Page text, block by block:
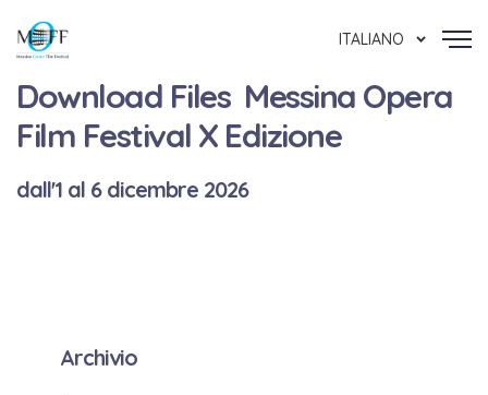
ITALIANO
Download Files Messina Opera
Film Festival X Edizione
dall'1 al 6 dicembre 2026
Archivio